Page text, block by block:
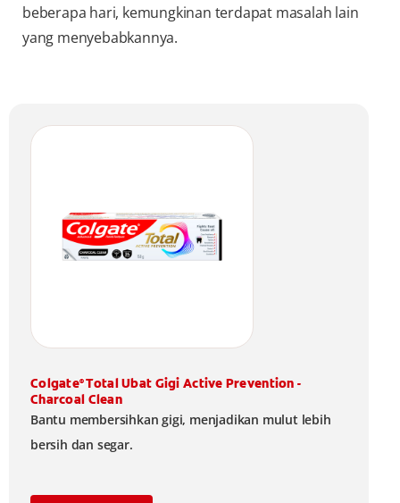
beberapa hari, kemungkinan terdapat masalah lain
yang menyebabkannya.
Colgate® Total Ubat Gigi Active Prevention -
Charcoal Clean
Bantu membersihkan gigi, menjadikan mulut lebih
bersih dan segar.